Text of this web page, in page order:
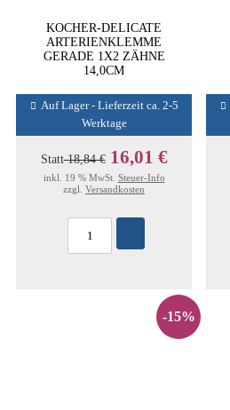
KOCHER-DELICATE
ARTERIENKLEMME
GERADE 1X2 ZÄHNE
14,0CM
Auf Lager - Lieferzeit ca. 2-5
Werktage
Statt18,84 € 16,01 €
inkl. 19 % MwSt. Steuer-Info
zzgl. Versandkosten
-15%